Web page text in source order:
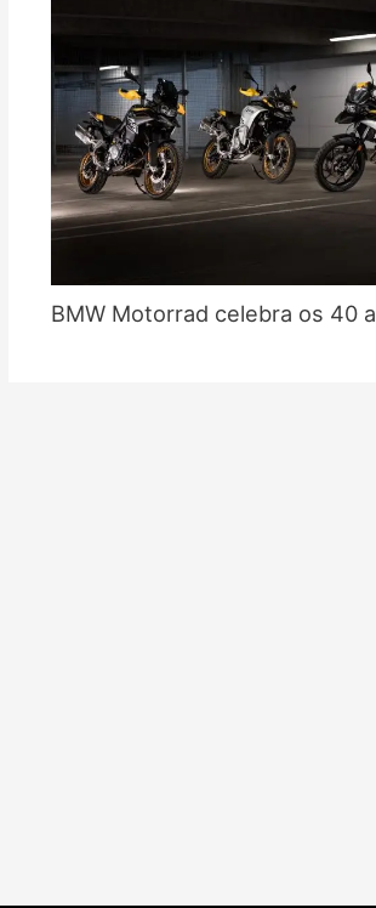
BMW Motorrad celebra os 40